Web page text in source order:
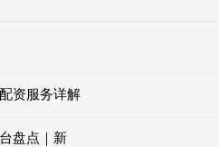
资服务详解
盘点｜新